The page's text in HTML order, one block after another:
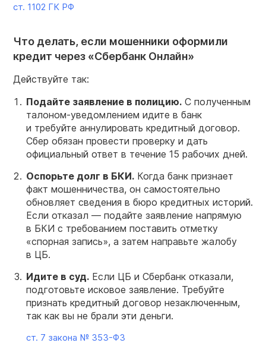
ст. 1102 ГК РФ
Что делать, если мошенники оформили
кредит через «Сбербанк Онлайн»
Действуйте так:
Подайте заявление в полицию. С полученным
талоном-уведомлением идите в банк
и требуйте аннулировать кредитный договор.
Сбер обязан провести проверку и дать
официальный ответ в течение 15 рабочих дней.
Оспорьте долг в БКИ. Когда банк признает
факт мошенничества, он самостоятельно
обновляет сведения в бюро кредитных историй.
Если отказал — подайте заявление напрямую
в БКИ с требованием поставить отметку
«спорная запись», а затем направьте жалобу
в ЦБ.
Идите в суд. Если ЦБ и Сбербанк отказали,
подготовьте исковое заявление. Требуйте
признать кредитный договор незаключенным,
так как вы не брали эти деньги.
ст. 7 закона № 353-ФЗ